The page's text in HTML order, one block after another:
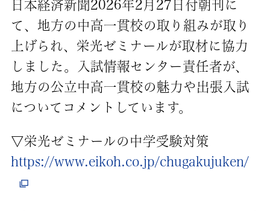
日本経済新聞2026年2月27日付朝刊に
て、地方の中高一貫校の取り組みが取り
上げられ、栄光ゼミナールが取材に協力
しました。入試情報センター責任者が、
地方の公立中高一貫校の魅力や出張入試
についてコメントしています。
▽栄光ゼミナールの中学受験対策
https://www.eikoh.co.jp/chugakujuken/